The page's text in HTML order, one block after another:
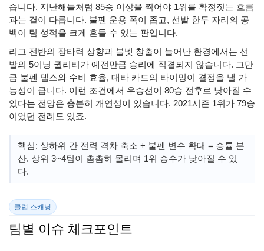
습니다. 지난해들처럼 85승 이상을 찍어야 1위를 확정짓는 흐름
과는 결이 다릅니다. 불펜 운용 폭이 좁고, 선발 한두 자리의 공
백이 팀 성적을 크게 흔들 수 있는 판입니다.
리그 전반의 장타력 상향과 볼넷 창출이 늘어난 환경에서는 선
발의 5이닝 퀄리티가 예전만큼 승리에 직결되지 않습니다. 그만
큼 불펜 뎁스와 수비 효율, 대타 카드의 타이밍이 결정을 낼 가
능성이 큽니다. 이런 조건에서 우승선이 80승 전후로 낮아질 수
있다는 전망은 충분히 개연성이 있습니다. 2021시즌 1위가 79승
이었던 전례도 있죠.
핵심: 상하위 간 전력 격차 축소 + 불펜 변수 확대 = 승률 분
산. 상위 3~4팀이 촘촘히 몰리며 1위 승수가 낮아질 수 있
다.
클럽 스캐닝
팀별 이슈 체크포인트